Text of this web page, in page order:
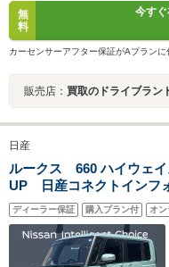
無
料
今す
カーセンサーアフター保証がAプランに
販売店： 買取のドライブラン
日産
ルークス 660 ハイウェ
UP 日産コネクトインフ
ETC20 前後ドラレコ 両
位モニター SOSコール
ディーラー保証 購入プラン付 オ